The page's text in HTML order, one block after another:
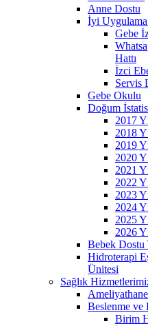
Anne Dostu
İyi
Gebe
Hattı
İzci
Servis
Gebe Okulu
Doğum
2017
2018
2019
2020
2021
2022
2023
2024
2025
2026
Bebek Dostu
Hidroterapi
Ünitesi
Sağlık
Beslenme
Birim